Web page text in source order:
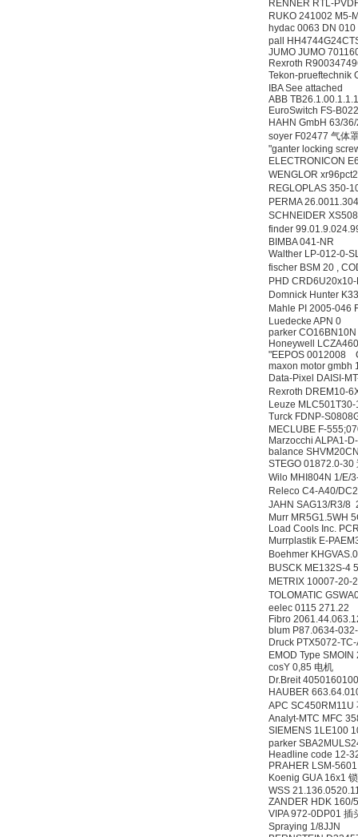
RENNER RTL-
RUKO 241002 M5-
hydac 0063 DN
pall
JUMO JUMO
Rexroth
Tekon-prueftechnik
IBA See attached
ABB
EuroSwitch FS-
HAHN GmbH 63/
soyer F02477 气体
"ganter locking
ELECTRONICON
WENGLOR
REGLOPLAS 350-
PERMA
SCHNEIDER
finder
BIMBA 041-NR
Walther LP-012-0-
fischer BSM 20 ,
PHD
Domnick Hunter
Mahle PI 2005-046
Luedecke APN 0
parker CO16BN10N
Honeywell
"EEPOS 0012008
maxon motor
Data-Pixel DAISI-
Rexroth DREM10-
Leuze
Turck FDNP-
MECLUBE F-
Marzocchi ALPA1-
balance
STEGO 01872.0-30
Wilo MHI804N 1/E/
Releco C4-A40/
JAHN SAG13/R3/8
Murr MR5G1.5WH
Load Cools Inc.
Murrplastik E-
Boehmer
BUSCK ME132S-4
METRIX 10007-20-
TOLOMATIC
eelec 0115 271.22
Fibro
blum P87.0634-
Druck PTX5072-
EMOD Type
cosY 0,85 电机
Dr.Breit
HAUBER
APC SC450RM11U
Analyt-MTC MFC
SIEMENS 1LE100
parker
Headline code 12-
PRAHER LSM-
Koenig GUA 16x1
WSS
ZANDER HDK 160/
VIPA 972-0DP01 插
Spraying 1/8JJN